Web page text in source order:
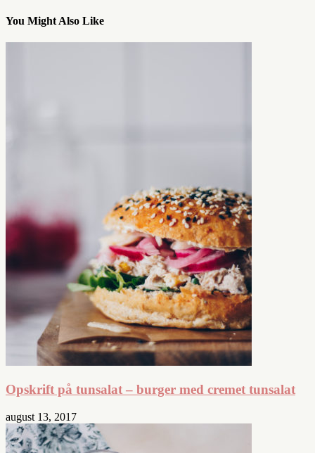
You Might Also Like
Opskrift på tunsalat – burger med cremet tunsalat
august 13, 2017